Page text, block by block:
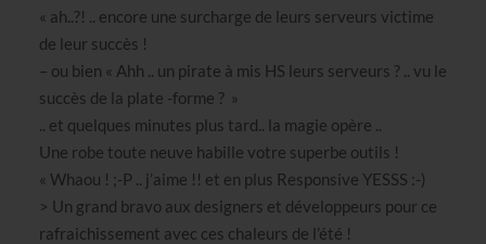
« ah..?! .. encore une surcharge de leurs serveurs victime
de leur succès !
– ou bien « Ahh .. un pirate à mis HS leurs serveurs ? .. vu le
succès de la plate -forme ? »
.. et quelques minutes plus tard.. la magie opère ..
Une robe toute neuve habille votre superbe outils !
« Whaou ! ;-P .. j’aime !! et en plus Responsive YESSS :-)
> Un grand bravo aux designers et développeurs pour ce
rafraichissement avec ces chaleurs de l’été !